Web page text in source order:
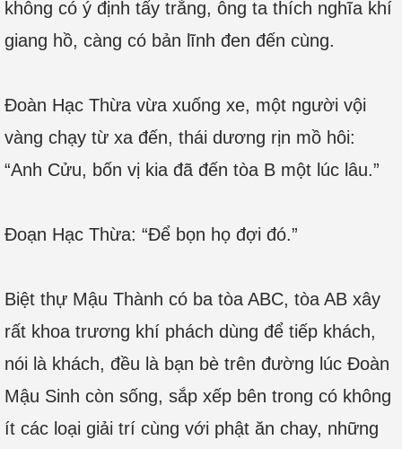
không có ý định tẩy trắng, ông ta thích nghĩa khí
giang hồ, càng có bản lĩnh đen đến cùng.
Đoàn Hạc Thừa vừa xuống xe, một người vội
vàng chạy từ xa đến, thái dương rịn mồ hôi:
“Anh Cửu, bốn vị kia đã đến tòa B một lúc lâu.”
Đoạn Hạc Thừa: “Để bọn họ đợi đó.”
Biệt thự Mậu Thành có ba tòa ABC, tòa AB xây
rất khoa trương khí phách dùng để tiếp khách,
nói là khách, đều là bạn bè trên đường lúc Đoàn
Mậu Sinh còn sống, sắp xếp bên trong có không
ít các loại giải trí cùng với phật ăn chay, những